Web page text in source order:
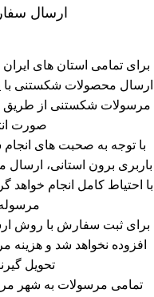
ارسال
برای تمامی استان های ایران
ارسال محصولات شکستنی
مرسولات شکستنی از طریق
صورت
با توجه به صحبت های
باربری برون استانی،
با احتیاط کامل انجام
برای ثبت سفارش با روش
افزوده نخواهد شد و
تحویل
تمامی مرسولات به شهر